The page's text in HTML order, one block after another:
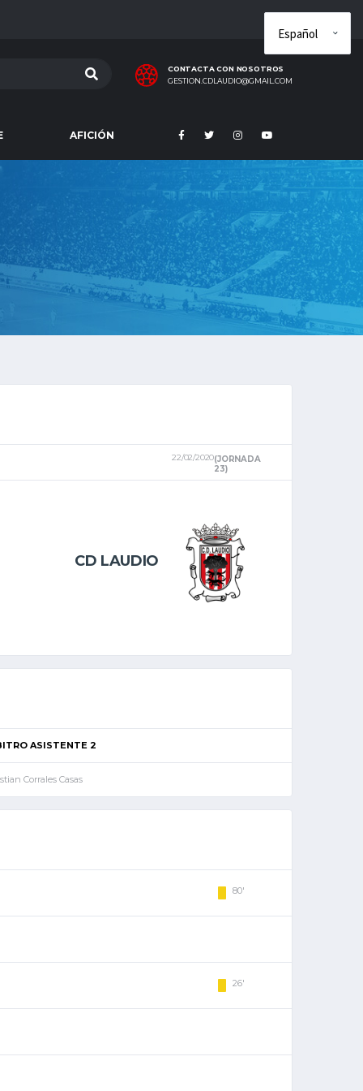
CONTACTA CON NOSOTROS
GESTION.CDLAUDIO@GMAIL.COM
AFICIÓN
22/02/2020(JORNADA
23)
CD LAUDIO
ASISTENTE 2
Corrales Casas
80'
26'